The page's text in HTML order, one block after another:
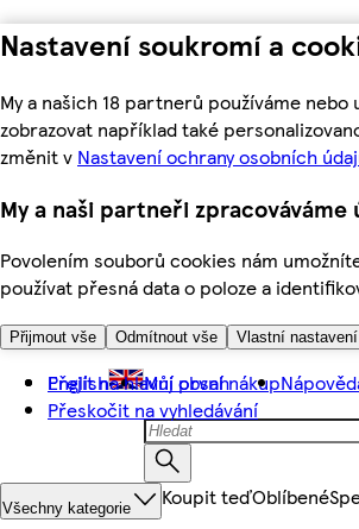
Nastavení soukromí a
My a našich 18 partnerů používáme
zobrazovat například také
změnit v Nastavení ochrany osobních
My a naši partneři
Povolením souborů cookies nám
používat přesná data o poloze a
Přijmout vše Odmítnout vše Vlastní nastavení
Přejít na hlavní obsah
Přeskočit na vyhledávání
English Můj první nákup
Všechny kategorie Koupit teďOblíbené